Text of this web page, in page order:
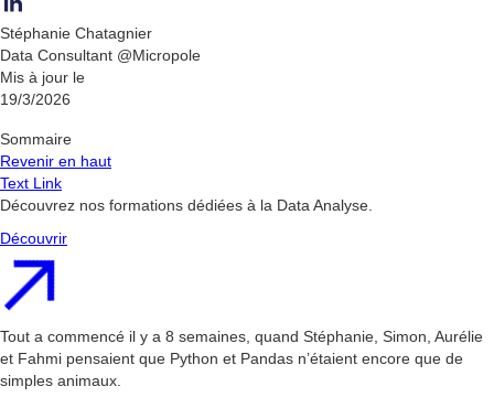
Stéphanie Chatagnier
Data Consultant @Micropole
Mis à jour le
19/3/2026
Sommaire
Revenir en haut
Text Link
Découvrez nos formations dédiées à la Data Analyse.
Découvrir
Tout a commencé il y a 8 semaines, quand Stéphanie, Simon, Aurélie
et Fahmi pensaient que Python et Pandas n’étaient encore que de
simples animaux.